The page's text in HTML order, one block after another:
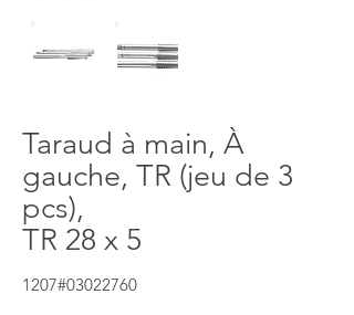
Taraud à main, À
gauche, TR (jeu de 3
pcs),
TR 28 x 5
1207#03022760